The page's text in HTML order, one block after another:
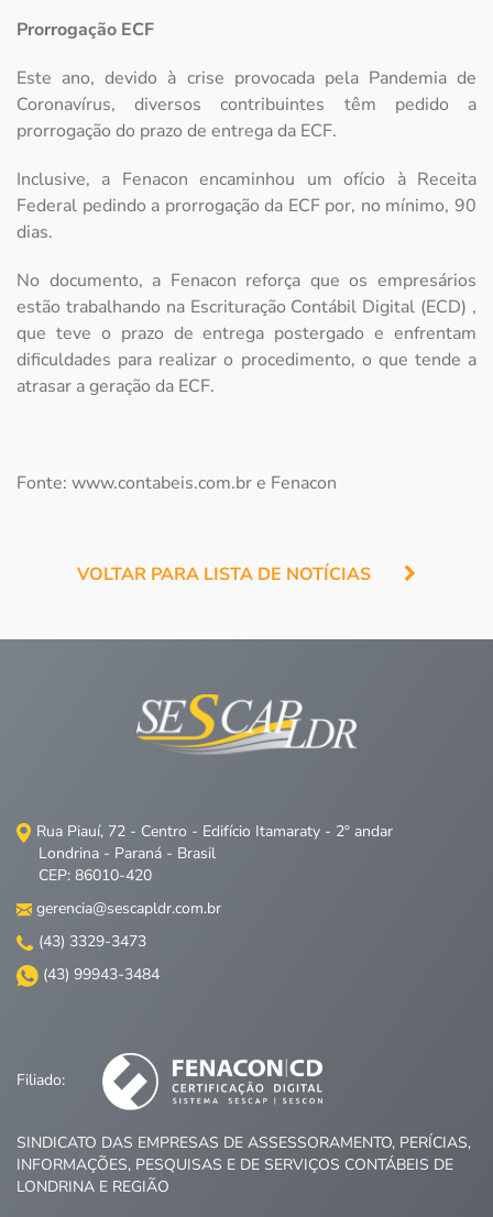
Prorrogação ECF
Este ano, devido à crise provocada pela Pandemia de
Coronavírus, diversos contribuintes têm pedido a
prorrogação do prazo de entrega da ECF.
Inclusive, a Fenacon encaminhou um ofício à Receita
Federal pedindo a prorrogação da ECF por, no mínimo, 90
dias.
No documento, a Fenacon reforça que os empresários
estão trabalhando na Escrituração Contábil Digital (ECD) ,
que teve o prazo de entrega postergado e enfrentam
dificuldades para realizar o procedimento, o que tende a
atrasar a geração da ECF.
Fonte: www.contabeis.com.br e Fenacon
VOLTAR PARA LISTA DE NOTÍCIAS
Rua Piauí, 72 - Centro - Edifício Itamaraty - 2º andar
Londrina - Paraná - Brasil
CEP: 86010-420
gerencia@sescapldr.com.br
(43) 3329-3473
(43) 99943-3484
Filiado:
SINDICATO DAS EMPRESAS DE ASSESSORAMENTO, PERÍCIAS,
INFORMAÇÕES, PESQUISAS E DE SERVIÇOS CONTÁBEIS DE
LONDRINA E REGIÃO